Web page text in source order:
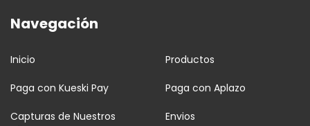
Navegación
Inicio Productos
Paga con Kueski Pay Paga con Aplazo
Capturas de Nuestros
Envios